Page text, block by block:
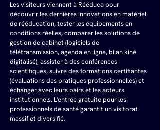
Les visiteurs viennent à Rééduca pour
découvrir les dernières innovations en matériel
de rééducation, tester les équipements en
conditions réelles, comparer les solutions de
gestion de cabinet (logiciels de
télétransmission, agenda en ligne, bilan kiné
digitalisé), assister à des conférences
scientifiques, suivre des formations certifiantes
(évaluations des pratiques professionnelles) et
échanger avec leurs pairs et les acteurs
institutionnels. L'entrée gratuite pour les
professionnels de santé garantit un visitorat
massif et diversifié.